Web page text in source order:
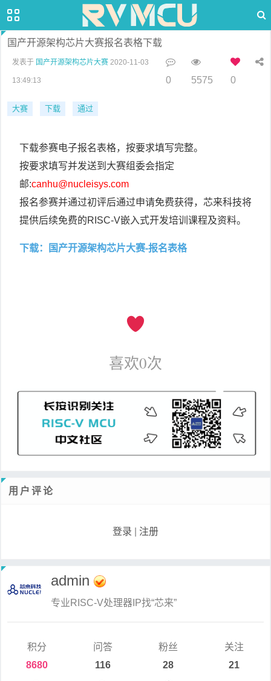
国产开源架构芯片大赛报名表格下载
发表于 国产开源架构芯片大赛 2020-11-03
13:49:13 0 5575 0
大赛 下载 通过
下载参赛电子报名表格，按要求填写完整。
按要求填写并发送到大赛组委会指定
邮:canhu@nucleisys.com
报名参赛并通过初评后通过申请免费获得，芯来科技将
提供后续免费的RISC-V嵌入式开发培训课程及资料。
下载：国产开源架构芯片大赛-报名表格
喜欢0次
用户评论
登录 注册
admin
专业RISC-V处理器IP找“芯来”
积分
8680
问答
116
粉丝
28
关注
21